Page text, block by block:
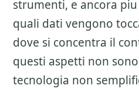
strumenti, e ancora
quali dati vengono
dove si concentra il
questi aspetti non
tecnologia non